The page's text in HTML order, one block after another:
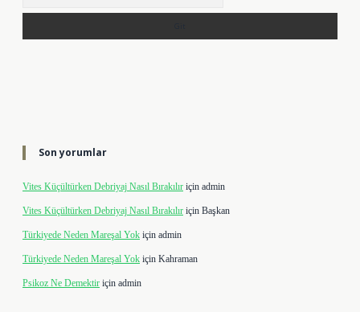
Son yorumlar
Vites Küçültürken Debriyaj Nasıl Bırakılır için admin
Vites Küçültürken Debriyaj Nasıl Bırakılır için Başkan
Türkiyede Neden Mareşal Yok için admin
Türkiyede Neden Mareşal Yok için Kahraman
Psikoz Ne Demektir için admin